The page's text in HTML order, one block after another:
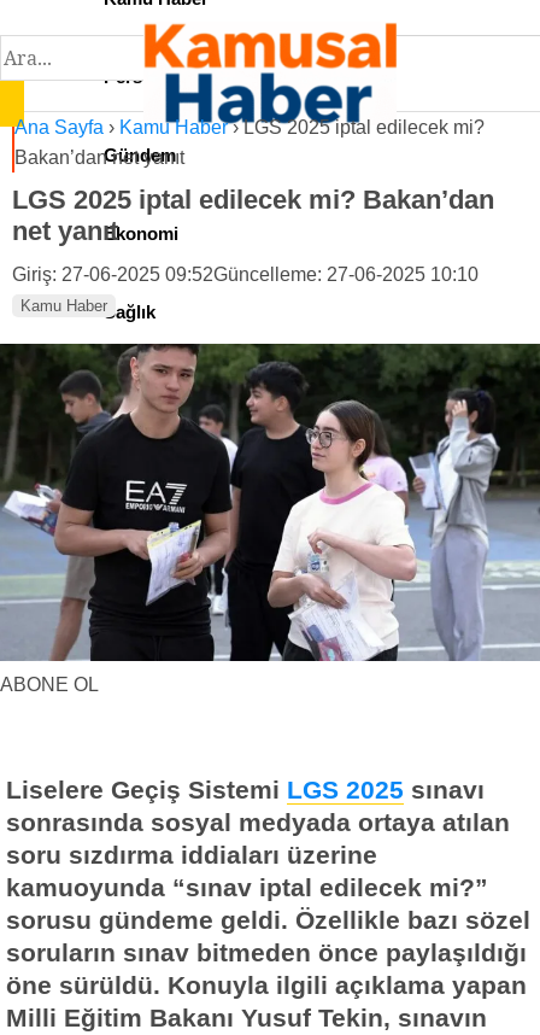
Personel İlan
Gündem
Ekonomi
Sağlık
Teknoloji
Yerel Haberler
Faydalı Bilgiler
Ana Sayfa › Kamu Haber›LGS 2025 iptal edilecek mi?
Bakan’dan net yanıt
LGS 2025 iptal edilecek mi? Bakan’dan
net yanıt
Giriş: 27-06-2025 09:52Güncelleme: 27-06-2025 10:10
Kamu Haber
ABONE OL
Liselere Geçiş Sistemi LGS 2025 sınavı
sonrasında sosyal medyada ortaya atılan
soru sızdırma iddiaları üzerine
kamuoyunda “sınav iptal edilecek mi?”
sorusu gündeme geldi. Özellikle bazı sözel
soruların sınav bitmeden önce paylaşıldığı
öne sürüldü. Konuyla ilgili açıklama yapan
Milli Eğitim Bakanı Yusuf Tekin, sınavın